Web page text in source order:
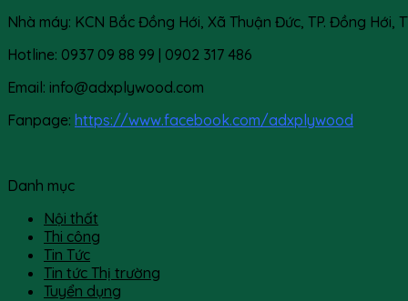
Nhà máy: KCN Bắc Đồng Hới, Xã Thuận Đức, TP. Đồng Hới,
Hotline: 0937 09 88 99 | 0902 317 486
Email: info@adxplywood.com
Fanpage: https://www.facebook.com/adxplywood
Danh mục
Nội thất
Thi công
Tin Tức
Tin tức Thị trường
Tuyển dụng